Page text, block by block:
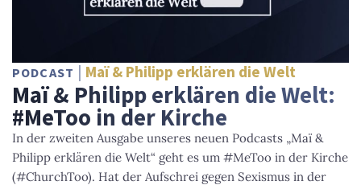
PODCAST Maï & Philipp erklären die Welt
Maï & Philipp erklären die Welt:
#MeToo in der Kirche
In der zweiten Ausgabe unseres neuen Podcasts „Maï &
Philipp erklären die Welt“ geht es um #MeToo in der Kirche
(#ChurchToo). Hat der Aufschrei gegen Sexismus in der